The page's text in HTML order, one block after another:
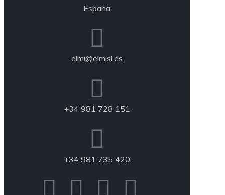
España
elmi@elmisl.es
+34 981 728 151
+34 981 735 420